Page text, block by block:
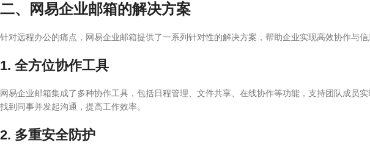
二、网易企业邮箱的解决方案
针对远程办公的痛点，网易企业邮箱提供了一系列针对性的解决方案，帮助企业实现高效协作与信
1. 全方位协作工具
网易企业邮箱集成了多种协作工具，包括日程管理、文件共享、在线协作等功能，支持团队成员
找到同事并发起沟通，提高工作效率。
2. 多重安全防护